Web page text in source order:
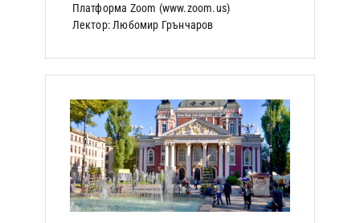
Платформа Zoom (www.zoom.us)
Лектор: Любомир Грънчаров